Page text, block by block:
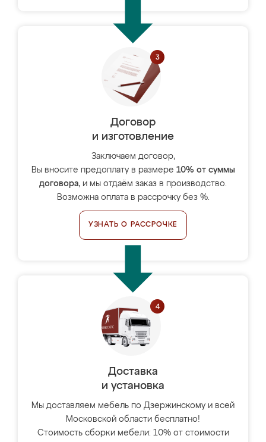
Договор
и изготовление
Заключаем договор,
Вы вносите предоплату в размере 10% от суммы
договора, и мы отдаём заказ в производство.
Возможна оплата в рассрочку без %.
УЗНАТЬ О РАССРОЧКЕ
Доставка
и установка
Мы доставляем мебель по Дзержинскому и всей
Московской области бесплатно!
Стоимость сборки мебели: 10% от стоимости